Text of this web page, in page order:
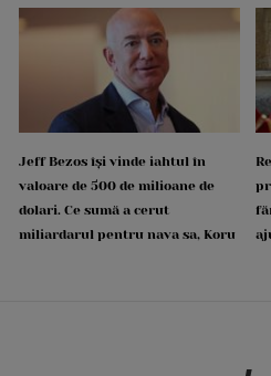
Jeff Bezos își vinde iahtul în
valoare de 500 de milioane de
dolari. Ce sumă a cerut
miliardarul pentru nava sa, Koru